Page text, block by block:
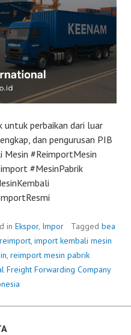
untuk perbaikan dari luar
dan pengurusan PIB
Mesin #ReimportMesin
#MesinPabrik
in Ekspor, Impor Tagged bea
, import kembali mesin
, reimport mesin pabrik
o
Freight Forwarding Company